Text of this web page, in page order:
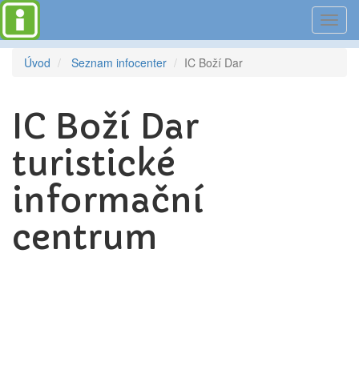
Úvod
Seznam infocenter IC Boží Dar
IC Boží Dar
turistické
informační
centrum